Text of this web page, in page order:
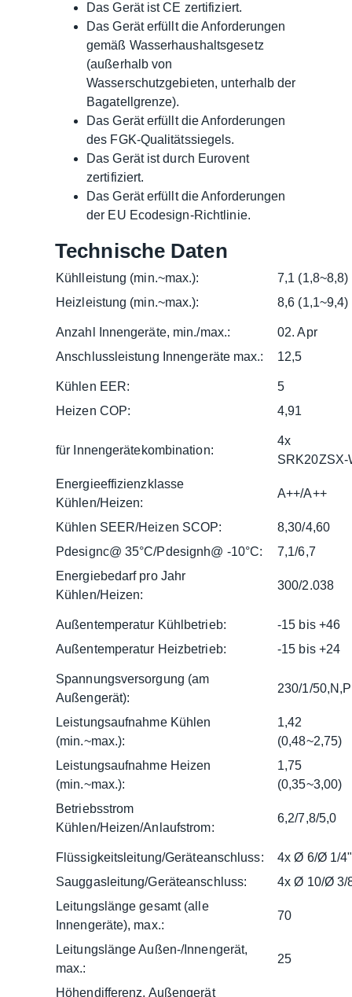
Das Gerät ist CE zertifiziert.
Das Gerät erfüllt die Anforderungen
gemäß Wasserhaushaltsgesetz
(außerhalb von
Wasserschutzgebieten, unterhalb der
Bagatellgrenze).
Das Gerät erfüllt die Anforderungen
des FGK-Qualitätssiegels.
Das Gerät ist durch Eurovent
zertifiziert.
Das Gerät erfüllt die Anforderungen
der EU Ecodesign-Richtlinie.
Technische Daten
Kühlleistung (min.~max.):
7,1 (1,8~8,8)
Heizleistung (min.~max.):
8,6 (1,1~9,4)
Anzahl Innengeräte, min./max.:
02. Apr
Anschlussleistung Innengeräte max.:
12,5
Kühlen EER:
5
Heizen COP:
4,91
für Innengerätekombination:
4x
SRK20ZSX-
Energieeffizienzklasse
Kühlen/Heizen:
A++/A++
Kühlen SEER/Heizen SCOP:
8,30/4,60
Pdesignc@ 35°C/Pdesignh@ -10°C:
7,1/6,7
Energiebedarf pro Jahr
Kühlen/Heizen:
300/2.038
Außentemperatur Kühlbetrieb:
-15 bis +46
Außentemperatur Heizbetrieb:
-15 bis +24
Spannungsversorgung (am
Außengerät):
230/1/
Leistungsaufnahme Kühlen
(min.~max.):
1,42
(0,48~2,75)
Leistungsaufnahme Heizen
(min.~max.):
1,75
(0,35~3,00)
Betriebsstrom
Kühlen/Heizen/Anlaufstrom:
6,2/7,8/5,0
Flüssigkeitsleitung/Geräteanschluss:
4x Ø 6/Ø 1/4"
Sauggasleitung/Geräteanschluss:
4x Ø 10/Ø 3/
Leitungslänge gesamt (alle
Innengeräte), max.:
70
Leitungslänge Außen-/Innengerät,
max.:
25
Höhendifferenz, Außengerät